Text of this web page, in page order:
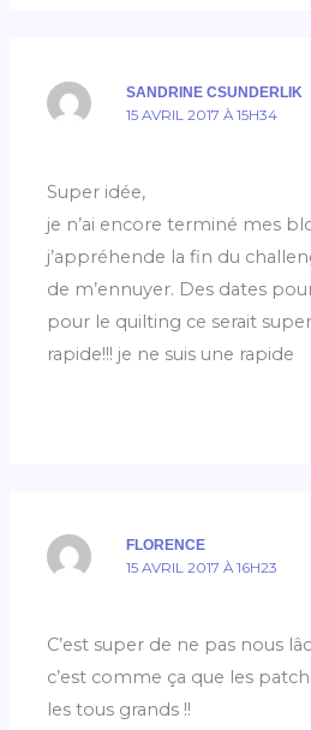
SANDRINE CSUNDERLIK
15 AVRIL 2017 À 15H34
Super idée,
je n’ai encore terminé mes
j’appréhende la fin du
de m’ennuyer. Des dates
pour le quilting ce serait
rapide!!! je ne suis une rapide
FLORENCE
15 AVRIL 2017 À 16H23
C’est super de ne pas nous
c’est comme ça que les
les tous grands !!